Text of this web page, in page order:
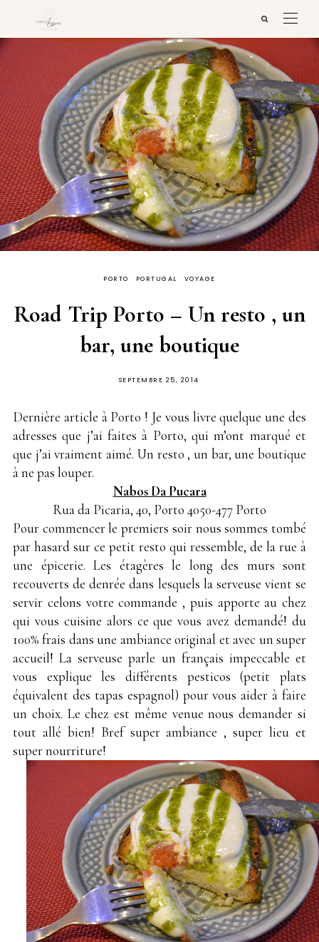
PORTO PORTUGAL VOYAGE
Road Trip Porto – Un resto , un
bar, une boutique
PUBLIÉ
SEPTEMBRE 25, 2014
Dernière article à Porto ! Je vous livre quelque une des
adresses que j’ai faites à Porto, qui m’ont marqué et
que j’ai vraiment aimé. Un resto , un bar, une boutique
à ne pas louper.
Nabos Da Pucara
Rua da Picaria, 40, Porto 4050-477 Porto
Pour commencer le premiers soir nous sommes tombé
par hasard sur ce petit resto qui ressemble, de la rue à
une épicerie. Les étagères le long des murs sont
recouverts de denrée dans lesquels la serveuse vient se
servir celons votre commande , puis apporte au chez
qui vous cuisine alors ce que vous avez demandé! du
100% frais dans une ambiance original et avec un super
accueil! La serveuse parle un français impeccable et
vous explique les différents pesticos (petit plats
équivalent des tapas espagnol) pour vous aider à faire
un choix. Le chez est même venue nous demander si
tout allé bien! Bref super ambiance , super lieu et
super nourriture!